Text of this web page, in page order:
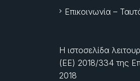
Επικοινωνία –
Η ιστοσελίδα
(ΕΕ) 2018/334 της
2018